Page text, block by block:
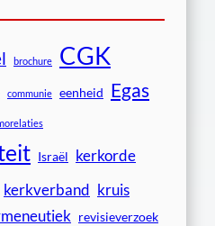
brochure CGK
communie eenheid Egas
Israël kerkorde
kerkverband kruis
revisieverzoek